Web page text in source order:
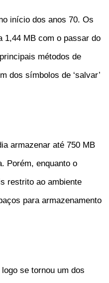
início dos anos 70. Os
1,44 MB com o passar do
métodos de
dos símbolos de ‘salvar’
armazenar até 750 MB
Porém, enquanto o
restrito ao ambiente
para armazenamento
se tornou um dos